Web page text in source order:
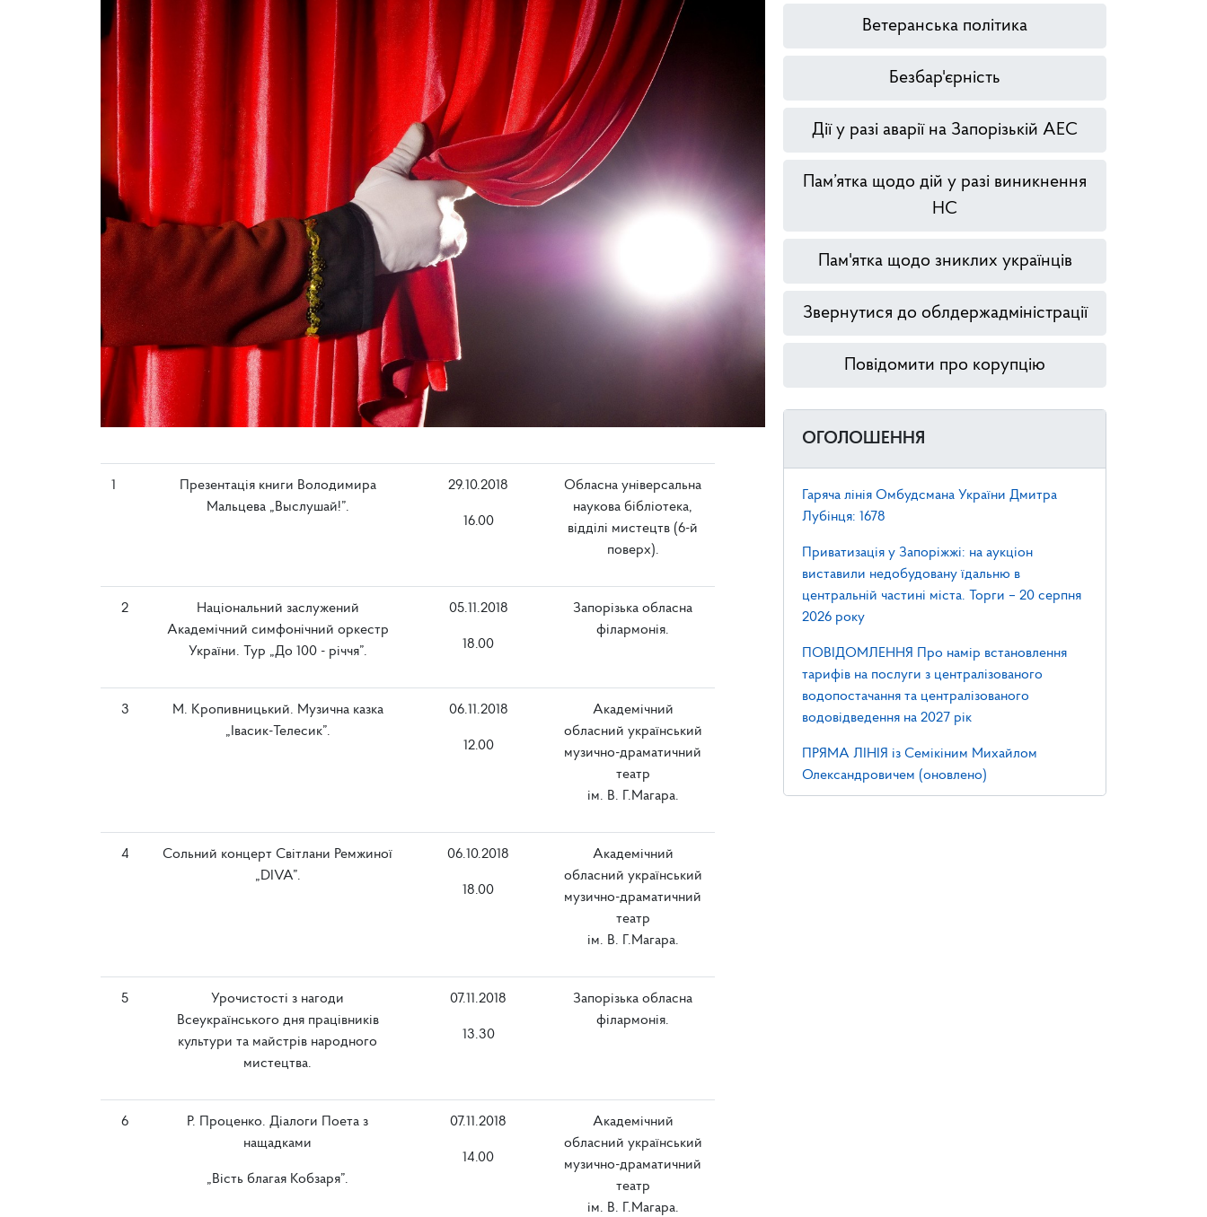
1
Презентація книги Володимира
Мальцева „Выслушай!”.
29.10.2018
16.00
Обласна універсальна
наукова бібліотека,
відділі мистецтв (6-й
поверх).
2
Національний заслужений
Академічний симфонічний оркестр
України. Тур „До 100 - річчя”.
05.11.2018
18.00
Запорізька обласна
філармонія.
3
М. Кропивницький. Музична казка
„Івасик-Телесик”.
06.11.2018
12.00
Академічний
обласний український
музично-драматичний
театр
ім. В. Г.Магара.
4
Сольний концерт Світлани Ремжиної
„DIVA”.
06.10.2018
18.00
Академічний
обласний український
музично-драматичний
театр
ім. В. Г.Магара.
5
Урочистості з нагоди
Всеукраїнського дня працівників
культури та майстрів народного
мистецтва.
07.11.2018
13.30
Запорізька обласна
філармонія.
6
Р. Проценко. Діалоги Поета з
нащадками
„Вість благая Кобзаря”.
07.11.2018
14.00
Академічний
обласний український
музично-драматичний
театр
ім. В. Г.Магара.
Ветеранська політика
Безбар'єрність
Дії у разі аварії на Запорізькій АЕС
Пам’ятка щодо дій у разі виникнення
НС
Пам'ятка щодо зниклих українців
Звернутися до облдержадміністрації
Повідомити про корупцію
ОГОЛОШЕННЯ
Гаряча лінія Омбудсмана України Дмитра
Лубінця: 1678
Приватизація у Запоріжжі: на аукціон
виставили недобудовану їдальню в
центральній частині міста. Торги – 20 серпня
2026 року
ПОВІДОМЛЕННЯ Про намір встановлення
тарифів на послуги з централізованого
водопостачання та централізованого
водовідведення на 2027 рік
ПРЯМА ЛІНІЯ із Семікіним Михайлом
Олександровичем (оновлено)